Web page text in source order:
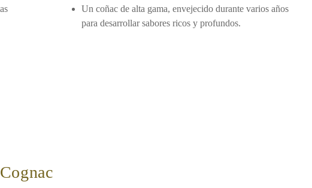
Un coñac de alta gama, envejecido durante varios años
para desarrollar sabores ricos y profundos.